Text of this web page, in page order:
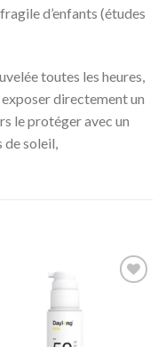
d’enfants (études
toutes les heures,
directement un
le protéger avec un
de soleil,